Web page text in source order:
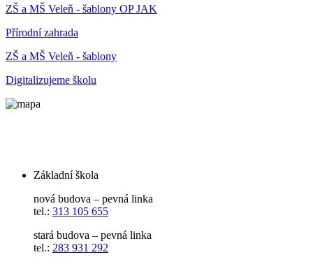
ZŠ a MŠ Veleň - šablony OP JAK
Přírodní zahrada
ZŠ a MŠ Veleň - šablony
Digitalizujeme školu
Základní škola
nová budova – pevná linka
tel.: 313 105 655
stará budova – pevná linka
tel.: 283 931 292